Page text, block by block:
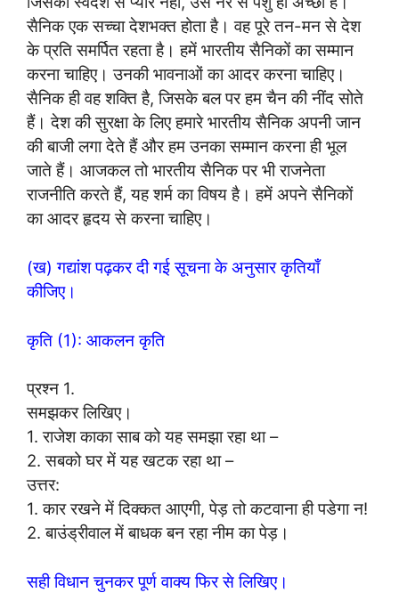
सैनिक एक सच्चा देशभक्त होता है। वह पूरे तन-मन से देश
के प्रति समर्पित रहता है। हमें भारतीय सैनिकों का सम्मान
करना चाहिए। उनकी भावनाओं का आदर करना चाहिए।
सैनिक ही वह शक्ति है, जिसके बल पर हम चैन की नींद सोते
हैं। देश की सुरक्षा के लिए हमारे भारतीय सैनिक अपनी जान
की बाजी लगा देते हैं और हम उनका सम्मान करना ही भूल
जाते हैं। आजकल तो भारतीय सैनिक पर भी राजनेता
राजनीति करते हैं, यह शर्म का विषय है। हमें अपने सैनिकों
का आदर हृदय से करना चाहिए।
(ख) गद्यांश पढ़कर दी गई सूचना के अनुसार कृतियाँ
कीजिए।
कृति (1): आकलन कृति
प्रश्न 1.
समझकर लिखिए।
1. राजेश काका साब को यह समझा रहा था –
2. सबको घर में यह खटक रहा था –
उत्तर:
1. कार रखने में दिक्कत आएगी, पेड़ तो कटवाना ही पडेगा न!
2. बाउंड्रीवाल में बाधक बन रहा नीम का पेड़।
सही विधान चुनकर पूर्ण वाक्य फिर से लिखिए।